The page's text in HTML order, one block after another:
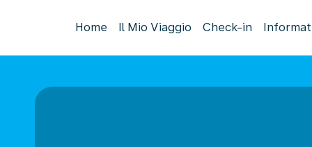
Home Il Mio Viaggio Check-in